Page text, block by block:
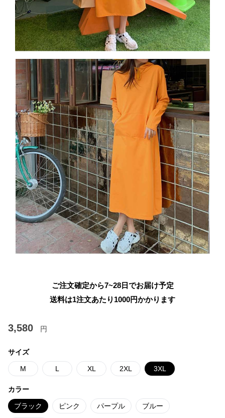
ご注文確定から7~28日でお届け予定
送料は1注文あたり 1000円かかります
3,580 円
サイズ
M L XL 2XL 3XL
カラー
ブラック ピンク パープル ブルー